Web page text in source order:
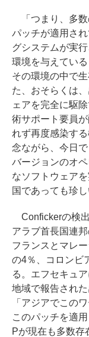
「つまり、多数
パッチが適用さ
グシステムが実
環境を与えてい
その環境の中で
た、おそらくは
ェアを完全に駆
術サポート要員
れず再度感染す
念ながら、今日
バージョンのオ
なソフトウェア
国であっても珍
Confickerの検出
アラブ首長国連
フランスとマレ
の4％、コロンビ
る。エフセキュ
地域で報告され
「アジアでこの
このパッチを適
Pが現在も多数存